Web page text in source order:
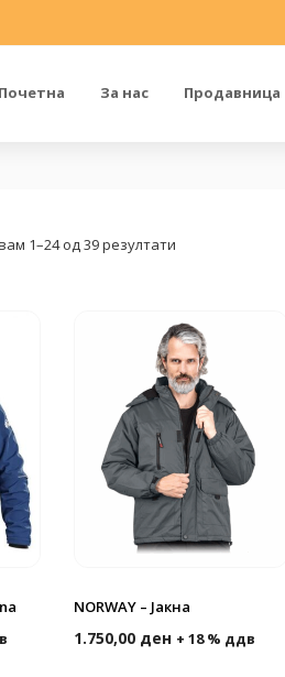
Почетна За нас Продавница
1–24 од 39 резултати
NORWAY – Јакна
1.750,00 ден + 18 % ддв